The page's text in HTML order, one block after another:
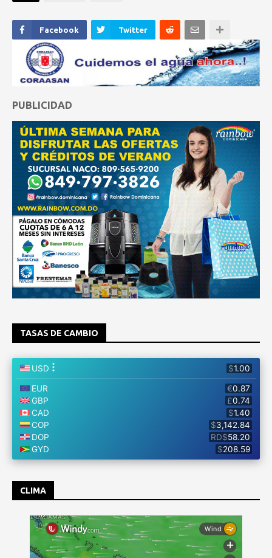
Facebook Twitter
PUBLICIDAD
TASAS DE CAMBIO
CLIMA